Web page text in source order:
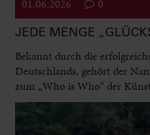
01.06.2026 0
JEDE MENGE
Bekannt durch die
Deutschlands, gehört der
zum „Who is Who“ der